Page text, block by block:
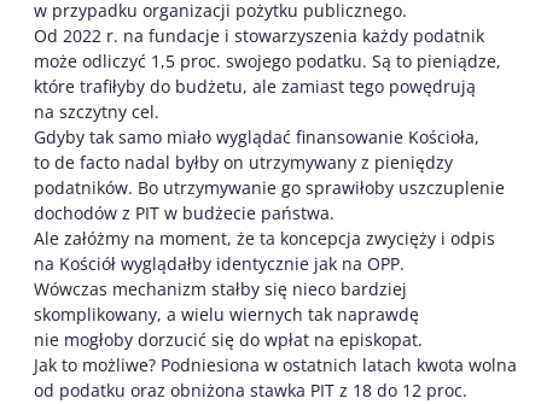
w przypadku organizacji pożytku publicznego.
Od 2022 r. na fundacje i stowarzyszenia każdy podatnik
może odliczyć 1,5 proc. swojego podatku. Są to pieniądze,
które trafiłyby do budżetu, ale zamiast tego powędrują
na szczytny cel.
Gdyby tak samo miało wyglądać finansowanie Kościoła,
to de facto nadal byłby on utrzymywany z pieniędzy
podatników. Bo utrzymywanie go sprawiłoby uszczuplenie
dochodów z PIT w budżecie państwa.
Ale załóżmy na moment, że ta koncepcja zwycięży i odpis
na Kościół wyglądałby identycznie jak na OPP.
Wówczas mechanizm stałby się nieco bardziej
skomplikowany, a wielu wiernych tak naprawdę
nie mogłoby dorzucić się do wpłat na episkopat.
Jak to możliwe? Podniesiona w ostatnich latach kwota wolna
od podatku oraz obniżona stawka PIT z 18 do 12 proc.